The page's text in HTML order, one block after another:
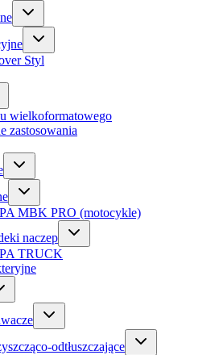
Styl
wielkoformatowego
zastosowania
MBK PRO (motocykle)
naczep
TRUCK
odtłuszczające